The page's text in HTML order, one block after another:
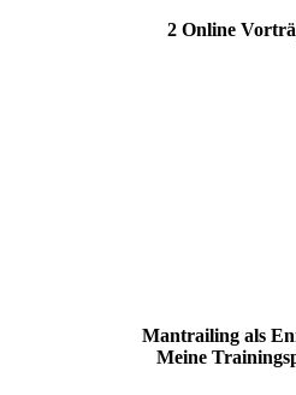
2 Online
Mantrailing als
Meine